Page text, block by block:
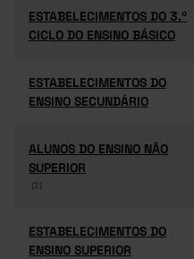
ESTABELECIMENTOS DO 3.º
CICLO DO ENSINO BÁSICO
ESTABELECIMENTOS DO 3.º
CICLO DO ENSINO BÁSICO
ESTABELECIMENTOS DO
ENSINO SECUNDÁRIO
ESTABELECIMENTOS DO
ENSINO SECUNDÁRIO
ALUNOS DO ENSINO NÃO
SUPERIOR
(1)
ALUNOS DO ENSINO NÃO
SUPERIOR
(1)
ESTABELECIMENTOS DO
ENSINO SUPERIOR
ESTABELECIMENTOS DO
ENSINO SUPERIOR